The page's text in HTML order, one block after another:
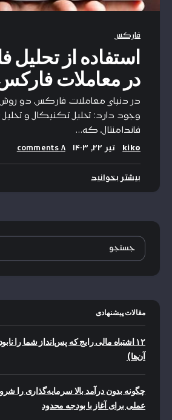
فارکس
استفاده از تحلیل
در معاملات
در دنیای معاملات فارکس، دو روش
وجود دارد: تحلیل تکنیکال و تحلیل
فاندامنتال، که…
kiko تیر ۲۲, ۱۴۰۳ ۸ comments
بیشتر بخوانید
مقالات پیشنهادی
۱۲ اشتباه مالی رایج که پس‌انداز شما را
آن‌ها)
چگونه بدون درآمد بالا سرمایه‌گذاری را
عملی برای آغاز با بودجه محدود